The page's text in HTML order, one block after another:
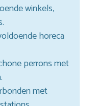
winkels,
horeca
perrons met
met